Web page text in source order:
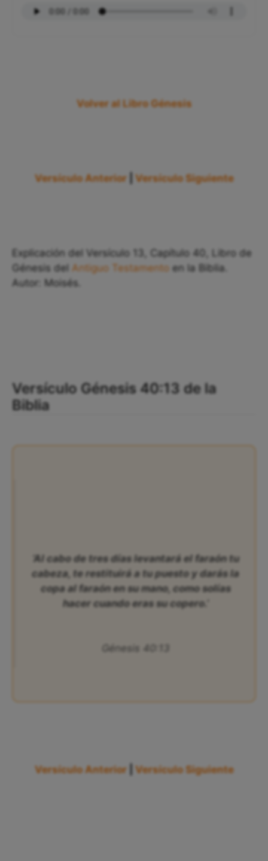
Volver al Libro Génesis
Versículo Anterior Versículo Siguiente
Explicación del Versículo 13, Capítulo 40, Libro de
Génesis del Antiguo Testamento en la Biblia.
Autor: Moisés.
Versículo Génesis 40:13 de la
Biblia
‘Al cabo de tres días levantará el faraón tu
cabeza, te restituirá a tu puesto y darás la
copa al faraón en su mano, como solías
hacer cuando eras su copero.’
Génesis 40:13
Versículo Anterior Versículo Siguiente